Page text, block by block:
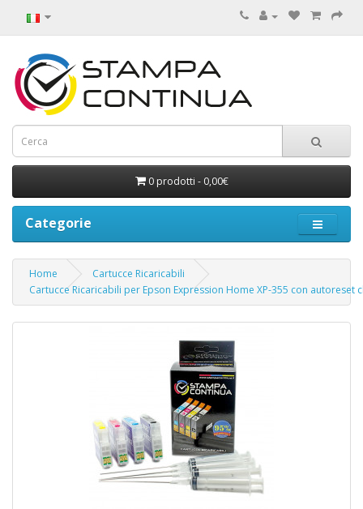
0 prodotti - 0,00€
Categorie
Home
Cartucce Ricaricabili
Cartucce Ricaricabili per Epson Expression Home XP-355 con autoreset